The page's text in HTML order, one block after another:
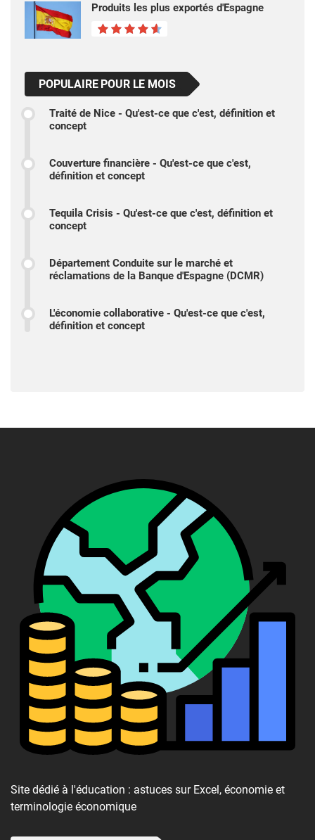
Produits les plus exportés d'Espagne
POPULAIRE POUR LE MOIS
Traité de Nice - Qu'est-ce que c'est, définition et
concept
Couverture financière - Qu'est-ce que c'est,
définition et concept
Tequila Crisis - Qu'est-ce que c'est, définition et
concept
Département Conduite sur le marché et
réclamations de la Banque d'Espagne (DCMR)
L'économie collaborative - Qu'est-ce que c'est,
définition et concept
Site dédié à l'éducation : astuces sur Excel, économie et
terminologie économique